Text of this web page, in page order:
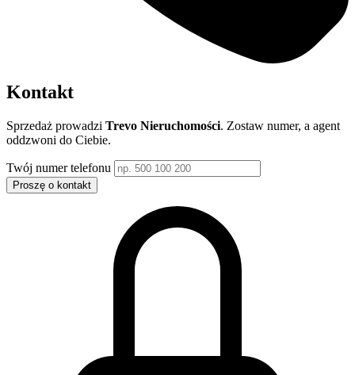
Kontakt
Sprzedaż prowadzi Trevo Nieruchomości. Zostaw numer, a agent
oddzwoni do Ciebie.
Twój numer telefonu
Proszę o kontakt